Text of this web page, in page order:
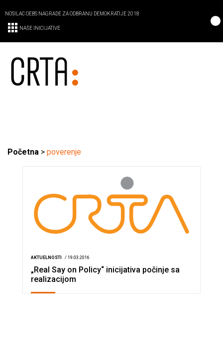
NOSILAC OEBS NAGRADE ZA ODBRANU DEMOKRATIJE 2018
NAŠE INICIJATIVE
Početna > poverenje
AKTUELNOSTI / 19.03.2016
„Real Say on Policy“ inicijativa počinje sa
realizacijom